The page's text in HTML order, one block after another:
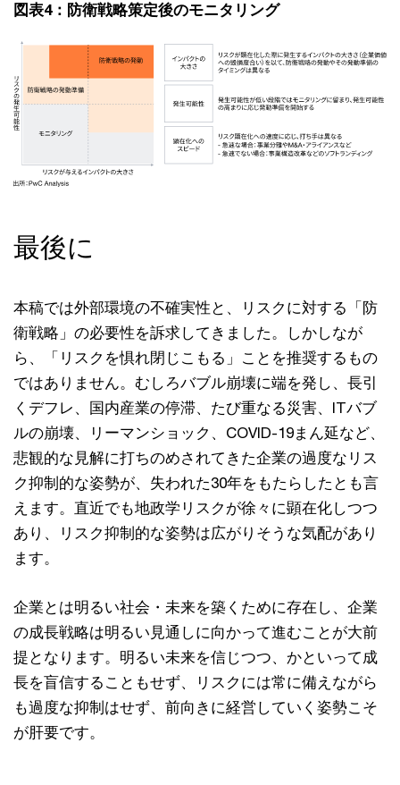
図表4：防衛戦略策定後のモニタリング
最後に
本稿では外部環境の不確実性と、リスクに対する「防
衛戦略」の必要性を訴求してきました。しかしなが
ら、「リスクを惧れ閉じこもる」ことを推奨するもの
ではありません。むしろバブル崩壊に端を発し、長引
くデフレ、国内産業の停滞、たび重なる災害、ITバブ
ルの崩壊、リーマンショック、COVID-19まん延など、
悲観的な見解に打ちのめされてきた企業の過度なリス
ク抑制的な姿勢が、失われた30年をもたらしたとも言
えます。直近でも地政学リスクが徐々に顕在化しつつ
あり、リスク抑制的な姿勢は広がりそうな気配があり
ます。
企業とは明るい社会・未来を築くために存在し、企業
の成長戦略は明るい見通しに向かって進むことが大前
提となります。明るい未来を信じつつ、かといって成
長を盲信することもせず、リスクには常に備えながら
も過度な抑制はせず、前向きに経営していく姿勢こそ
が肝要です。